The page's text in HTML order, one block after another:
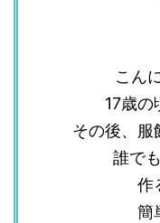
こん
17歳の
その後、服
誰で
作
簡